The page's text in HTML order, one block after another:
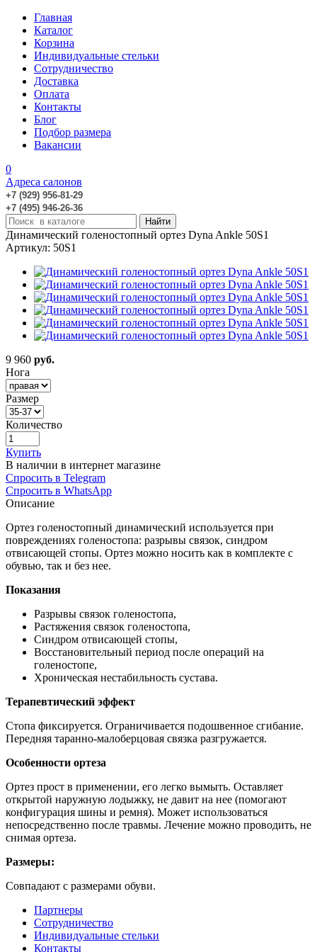
Главная
Каталог
Корзина
Индивидуальные стельки
Сотрудничество
Доставка
Оплата
Контакты
Блог
Подбор размера
Вакансии
0
Адреса салонов
+7 (929) 956-81-29
+7 (495) 946-26-36
Динамический голеностопный ортез Dyna Ankle 50S1
Артикул: 50S1
9 960 руб.
Нога
Размер
Количество
Купить
В наличии в интернет магазине
Спросить в Telegram
Спросить в WhatsApp
Описание
Ортез голеностопный динамический используется при
повреждениях голеностопа: разрывы связок, синдром
отвисающей стопы. Ортез можно носить как в комплекте с
обувью, так и без нее.
Показания
Разрывы связок голеностопа,
Растяжения связок голеностопа,
Синдром отвисающей стопы,
Восстановительный период после операций на
голеностопе,
Хроническая нестабильность сустава.
Терапевтический эффект
Стопа фиксируется. Ограничивается подошвенное сгибание.
Передняя таранно-малоберцовая связка разгружается.
Особенности ортеза
Ортез прост в применении, его легко вымыть. Оставляет
открытой наружную лодыжку, не давит на нее (помогают
конфигурация шины и ремня). Может использоваться
непосредственно после травмы. Лечение можно проводить, не
снимая ортеза.
Размеры:
Совпадают с размерами обуви.
Партнеры
Сотрудничество
Индивидуальные стельки
Контакты